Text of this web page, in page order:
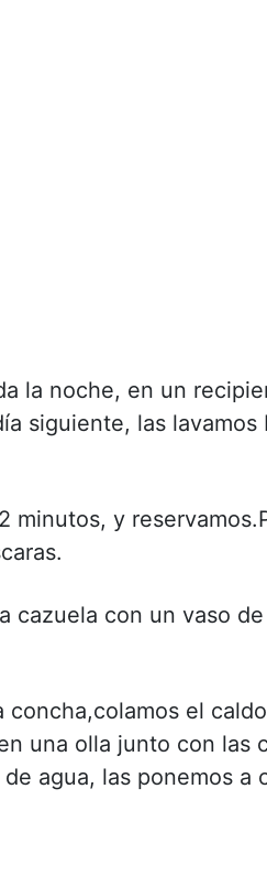
la noche, en un
siguiente, las
minutos, y
cazuela con un vaso
el
una olla junto con las
agua, las ponemos a